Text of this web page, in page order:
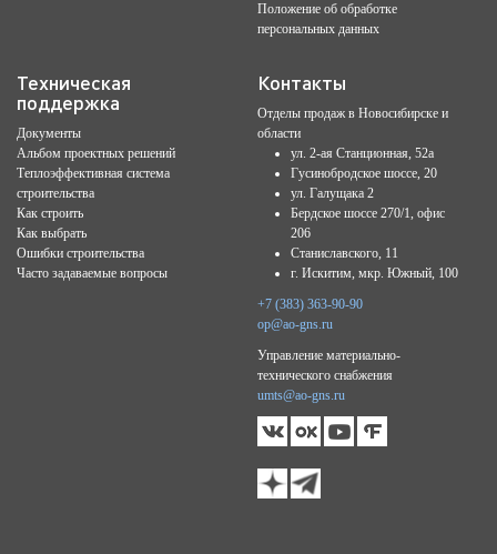
Положение об обработке
персональных данных
Техническая
поддержка
Документы
Альбом проектных решений
Теплоэффективная система
строительства
Как строить
Как выбрать
Ошибки строительства
Часто задаваемые вопросы
Контакты
Отделы продаж в Новосибирске и
области
ул. 2-ая Станционная, 52а
Гусинобродское шоссе, 20
ул. Галущака 2
Бердское шоссе 270/1, офис
206
Станиславского, 11
г. Искитим, мкр. Южный, 100
+7 (383) 363-90-90
op@ao-gns.ru
Управление материально-
технического снабжения
umts@ao-gns.ru